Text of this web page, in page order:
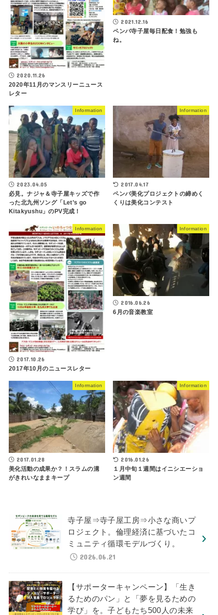
2020.11.26
2020年11月のマンスリーニュース
レター
2021.12.16
ペンバ寺子屋毎日配食！勉強も
ね。
Information
2023.04.05
必見。ナジャ＆寺子屋キッズで作
った北九州ソング「Let’s go
Kitakyushu」のPV完成！
Information
2017.04.17
ペンバ美化プロジェクトの締めく
くりは美化コンテスト
Information
2017.10.26
2017年10月のニュースレター
Information
2016.06.26
6月の音楽教室
Information
2017.01.28
美化活動の成果か？！スラムの溝
がきれいなままキープ
Information
2016.01.26
１月中旬１週間はイニシエーショ
ン週間
寺子屋⇒寺子屋工房⇒小さな商いプ
ロジェクト。倫理経済に基づいたコ
ミュニティ循環モデルづくり。
2026.06.21
【サポーターキャンペーン】「生き
るためのパン」と「夢を見るための
学び」を。子どもたち500人の未来